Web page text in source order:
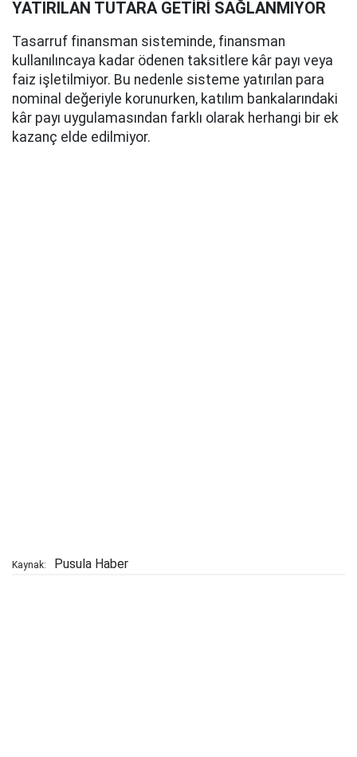
YATIRILAN TUTARA GETİRİ SAĞLANMIYOR
Tasarruf finansman sisteminde, finansman
kullanılıncaya kadar ödenen taksitlere kâr payı veya
faiz işletilmiyor. Bu nedenle sisteme yatırılan para
nominal değeriyle korunurken, katılım bankalarındaki
kâr payı uygulamasından farklı olarak herhangi bir ek
kazanç elde edilmiyor.
Kaynak: Pusula Haber